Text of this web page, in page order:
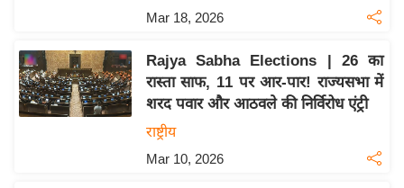
क्रा
इ
म
ई
Mar 18, 2026
Rajya Sabha Elections | 26 का
रास्ता साफ, 11 पर आर-पार! राज्यसभा में
शरद पवार और आठवले की निर्विरोध एंट्री
राष्ट्रीय
Mar 10, 2026